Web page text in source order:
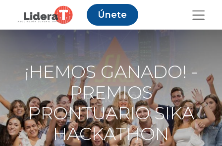
Únete
¡HEMOS GANADO! -
PREMIOS
PRONTUARIO SIKA
HACKATHON